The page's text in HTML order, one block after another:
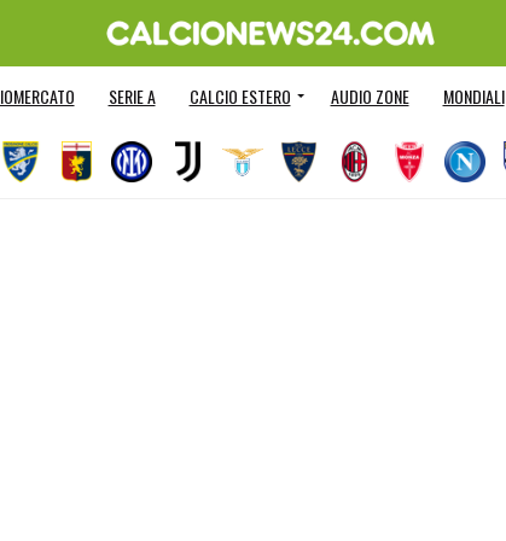
SERIE A CALCIO ESTERO AUDIO ZONE MONDIALI